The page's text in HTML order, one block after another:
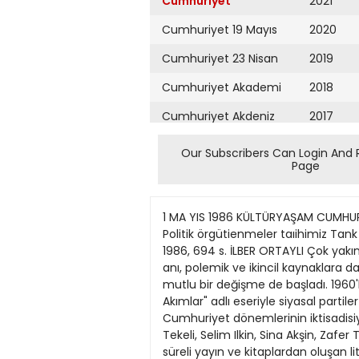
Cumhuriyet 19 Mayıs
Cumhuriyet 23 Nisan
Cumhuriyet Akademi
Cumhuriyet Akdeniz
Cumhuriyet Alışveriş
Cumhuriyet Ankara
Cumhuriyet Büyük
Taaruz
Cumhuriyet
Cumartesi
Cumhuriyet Çevre
2020
2019
2018
2017
2016
2015
2013
2012
2011
2010
2009
Our Subscribers Can Login And
Page
1 MA YIS 1986 KÜLTÜRYAŞAM CUMHURÎYET/5 ISMAÎL GÜLGEÇ YAYEV DÜNYASINDA İNCELEME ARAŞTIRMA YÖNETEN ŞAHİN ALPAY HAYVANLAR Politik örgütienmeler taıihimiz Tank Zafer Tunaya, Türkiye'de Siyasal Partiler (Mütareke Dönemi} Cilt II, Hürriyet Vakfı Yayınları, îstanbul 1986, 694 s. İLBER ORTAYLI Çok yakın zamanlara kadar, hatta günümüzde bile Türkiye^ nin 20. yüzyıl tarihi bilimsel soğukkanlılığm değil; anı, polemik ve ikincil kaynaklara dayanılarak yapılan bir tür siyasal propagandanın konusu olmuştur ve olmaktadır. Ancak, bu alanda mutlu bir değişme de başladı. 1960'lann sonlannda genç kuşak araştırmacılar bu alana el attılar. Mete Tiınçay 1967'de "Türkiye'de Sol Akımlar" adlı eseriyle siyasal partiler ve fikirler tarihimizin önemli bir yanını aydınlatan bir eser verdi. Ardından Ikinci Meşmtiyet ve Cumhuriyet dönemlerinin iktisadisiyasi tarihini başarıh monografi ve kaynak derlemeleriyle işleyen bir grup meslektas daha çıktı: İlhan Tekeli, Selim Ilkin, Sina Akşin, Zafer Toprak, Şükrü Hanioğlu ve Cemil Koçak, bu gruba giren isimlerden. Bu grup Osmanlıca kaynaklan, süreli yayın ve kitaplardan oluşan literatürün dışında arşivleri tanyor; hatta baalan yurtdjşındaki önemli arşivlerden de malzeme topluyor. Daha ilginci, bu grup, biçimsel tarih eğitiminden gelenlerden değil; siyaset büimi, sosyoloji, hukuk ve şe Prof. Dr. Thnk Zafer Tunaya. hircilik gibi disiplinlerden tarihçiliğe kayan kimselerden oluşuyor. YAKINÇAG TARİHÇİLİĞtMtZ Son yirmi yıJda yakınçağ tarihçiliğimiz önemli bir gelişme gösterdi. (Bundan sonraki aşamada aynı çağda Türkiye dışı dünya tarihi araştırmalannın da Türkiye'ye girmesi temenni edilir.) Sözü edilen bu gelişmede bir kişinin öncülüğünü, teşvikini, yıllar suren sabnnı görmezlikten gelemeyiz. 1940'larda anayasa hukukunu yeni bir yöntemle ele alan ve kaçınılmaz olarak tarihçiliğe yönelen Tank Zafer Hocayı kastediyoruz. Tunaya Hoca, uzun ve zor bir çalışma sonucu 1952'de "Türkiye'de Siyasi Partiler" adlı eserini yayımladığında, bu oiay olmuştu. Uzun yıllar hiç bulunmayan ve devamlı aranan bu kitabın ikinci baskısı, adamakıllı ge "Tunaya Hocanın önsözdeki bir cümlesi, ülkemiz yakınçağ tarihçilerinin acıklı durumunu açıklıyor. Bu cümle, araşlırmaya kapatılan arşivlerle ilgili. Tarihçilerimizin sadece sabırlı, dikkatli ve çalışkan olmalan değil, aynı zamanda çelik gibi sinirleri olması lazım." renler, Anadolu taraftarları ve Anadolu'yu destekleyen sol gruplar da faaliyettedir. Üzerinde çok konuşulan, kesin çizgüerle hükümler verilen, ama en az bilinen mütareke Istanbulu, burada verilen bilgilerle epey